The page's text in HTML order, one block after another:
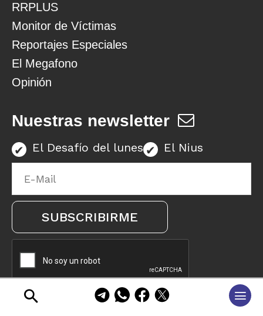
RRPLUS
Monitor de Víctimas
Reportajes Especiales
El Megafono
Opinión
Nuestras newsletter
El Desafío del lunes El Nius